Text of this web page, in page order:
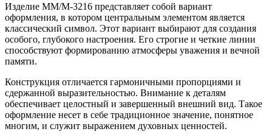
Изделие ММ/M-3216 представляет собой вариант
оформления, в котором центральным элементом является
классический символ. Этот вариант выбирают для создания
особого, глубокого настроения. Его строгие и четкие линии
способствуют формированию атмосферы уважения и вечной
памяти.
Конструкция отличается гармоничными пропорциями и
сдержанной выразительностью. Внимание к деталям
обеспечивает целостный и завершенный внешний вид. Такое
оформление несет в себе традиционное значение, понятное
многим, и служит выражением духовных ценностей.